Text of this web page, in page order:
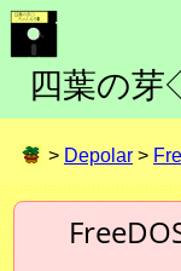
四葉の
> Depolar >